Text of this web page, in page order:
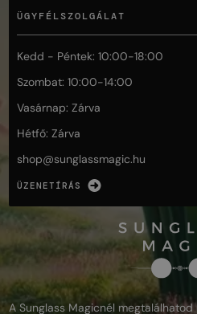
ÜGYFÉLSZOLGÁLAT
Kedd - Péntek: 10:00-18:00
Szombat: 10:00-14:00
Vasárnap: Zárva
Hétfő: Zárva
shop@sunglassmagic.hu
ÜZENETÍRÁS
A Sunglass Magicnél